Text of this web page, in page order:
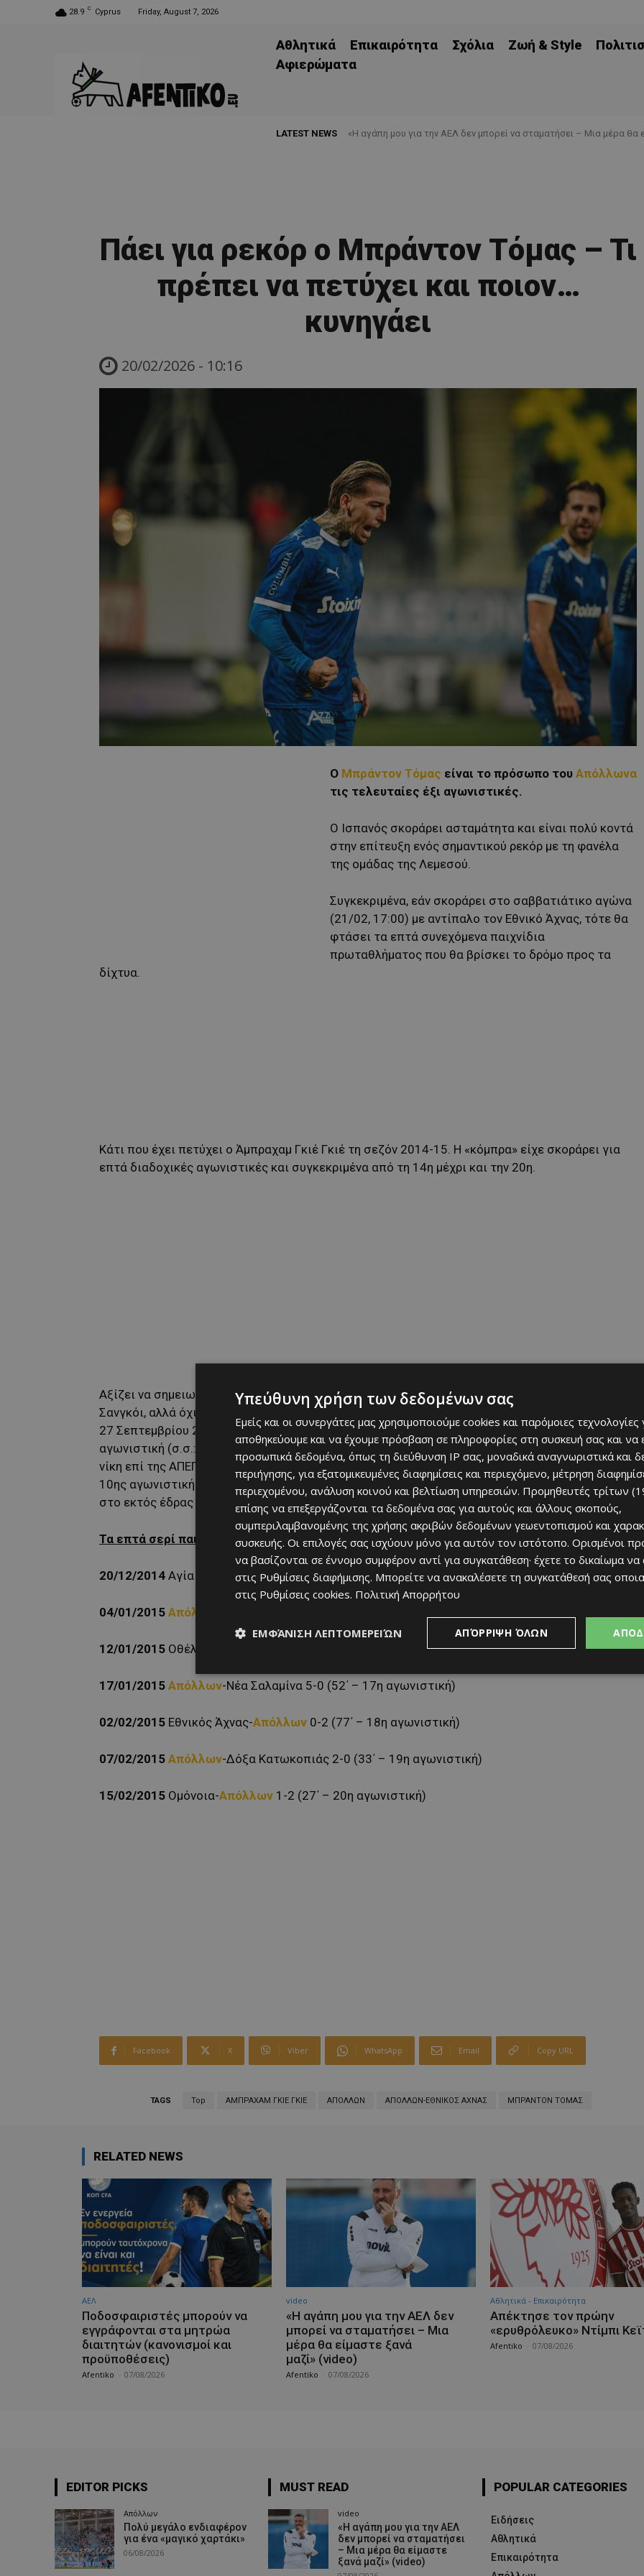
28.9 C Cyprus Friday, August 7, 2026
Αθλητικά Επικαιρότητα Σχόλια Ζωή & Style
Aφιερώματα
LATEST NEWS «Η αγάπη μου για την ΑΕΛ δεν μπορεί να σταματήσει – Μια μέρα θα
Πάει για ρεκόρ ο Μπράντον Τόμας – Τι
πρέπει να πετύχει και ποιον…
κυνηγάει
20/02/2026 - 10:16
Ο Μπράντον Τόμας είναι το πρόσωπο του Απόλλωνα
τις τελευταίες έξι αγωνιστικές.
Ο Ισπανός σκοράρει ασταμάτητα και είναι πολύ κοντά
στην επίτευξη ενός σημαντικού ρεκόρ με τη φανέλα
της ομάδας της Λεμεσού.
Συγκεκριμένα, εάν σκοράρει στο σαββατιάτικο αγώνα
(21/02, 17:00) με αντίπαλο τον Εθνικό Άχνας, τότε θα
φτάσει τα επτά συνεχόμενα παιχνίδια
πρωταθλήματος που θα βρίσκει το δρόμο προς τα
δίχτυα.
Κάτι που έχει πετύχει ο Άμπραχαμ Γκιέ Γκιέ τη σεζόν 2014-15. Η «κόμπρα» είχε σκοράρει για
επτά διαδοχικές αγωνιστικές και συγκεκριμένα από τη 14η μέχρι και την 20η.
Αξίζει να σημειωθεί ότι σε 7 συνεχόμενα παιχνίδια πρωταθλήματος σκόραρε και ο Γκαστόν
Σανγκόι, αλλά όχι για 7 σερί αγωνιστικές. Ο Αργεντινός σκόραρε σε εφτά σερί αγώνες από τις
27 Σεπτεμβρίου 2008 και τον εκτός έδρας αγώνα με τον ΑΠΟΠ/Κινύρα Πέγειας για την 4η
αγωνιστική (σ.σ.: τελείωσε ισόπαλος 1-1) μέχρι την 1η Δεκεμβρίου 2008 και την εκτός έδρας
νίκη επί της ΑΠΕΠ με 2-1 για την 11η αγωνιστική. Δεν σκόραρε στο εντός έδρας παιχνίδι της
10ης αγωνιστικής με αντίπαλο την Ανόρθωση, αφού δεν αγωνίστηκε λόγω της αποβολής του
στο εκτός έδρας ντέρμπι με το ΑΠΟΕΛ την 9η αγωνιστική.
Τα επτά σερί παιχνίδια που σκόραρε ο Γκιέ Γκιέ:
20/12/2014 Αγία Νάπα- Απόλλων2-5 (16΄ – 14η αγωνιστική)
04/01/2015 Απόλλων
12/01/2015 Οθέλλος Αθηένου- 2-2 (7΄, 31΄ – 16η αγωνιστική)
17/01/2015 Απόλλων-Νέα Σαλαμίνα 5-0 (52΄ – 17η αγωνιστική)
02/02/2015 Εθνικός Άχνας-Απόλλων 0-2 (77΄ – 18η αγωνιστική)
07/02/2015 Απόλλων-Δόξα Κατωκοπιάς 2-0 (33΄ – 19η αγωνιστική)
15/02/2015 Ομόνοια-Απόλλων 1-2 (27΄ – 20η αγωνιστική)
Facebook X Viber WhatsApp Email Copy URL
TAGS Top ΑΜΠΡΑΧΑΜ ΓΚΙΕ ΓΚΙΕ ΑΠΟΛΛΩΝ ΑΠΟΛΛΩΝ-ΕΘΝΙΚΟΣ ΑΧΝΑΣ ΜΠΡΑΝΤΟΝ ΤΟΜΑΣ
RELATED NEWS
ΑΕΛ
Ποδοσφαιριστές μπορούν να
εγγράφονται στα μητρώα
διαιτητών (κανονισμοί και
προϋποθέσεις)
Afentiko 07/08/2026
video
«Η αγάπη μου για την ΑΕΛ δεν
μπορεί να σταματήσει – Μια
μέρα θα είμαστε ξανά
μαζί» (video)
Afentiko 07/08/2026
Αθλητικά - Επικαιρότητα
Απέκτησε τον πρώην
«ερυθρόλευκο» Ντίμπι
Afentiko 07/08/2026
EDITOR PICKS
Απόλλων
Πολύ μεγάλο ενδιαφέρον
για ένα «μαγικό χαρτάκι»
06/08/2026
MUST READ
video
«Η αγάπη μου για την ΑΕΛ
δεν μπορεί να σταματήσει
– Μια μέρα θα είμαστε
ξανά μαζί» (video)
POPULAR CATEGORIES
Ειδήσεις
Αθλητικά
Επικαιρότητα
Υπεύθυνη χρήση των δεδομένων σας
Εμείς και οι συνεργάτες μας χρησιμοποιούμε cookies και παρόμοιες τεχνολογίες
αποθηκεύουμε και να έχουμε πρόσβαση σε πληροφορίες στη συσκευή σας και να
προσωπικά δεδομένα, όπως τη διεύθυνση IP σας, μοναδικά αναγνωριστικά και
περιήγησης, για εξατομικευμένες διαφημίσεις και περιεχόμενο, μέτρηση
περιεχομένου, ανάλυση κοινού και βελτίωση υπηρεσιών. Προμηθευτές τρίτων
επίσης να επεξεργάζονται τα δεδομένα σας για αυτούς και άλλους σκοπούς,
συμπεριλαμβανομένης της χρήσης ακριβών δεδομένων γεωεντοπισμού και
συσκευής. Οι επιλογές σας ισχύουν μόνο για αυτόν τον ιστότοπο. Ορισμένοι
να βασίζονται σε έννομο συμφέρον αντί για συγκατάθεση· έχετε το δικαίωμα να
στις Ρυθμίσεις διαφήμισης. Μπορείτε να ανακαλέσετε τη συγκατάθεσή σας
στις Ρυθμίσεις cookies. Πολιτική Απορρήτου
ΑΠΌΡΡΙΨΗ ΌΛΩΝ
ΕΜΦΆΝΙΣΗ ΛΕΠΤΟΜΕΡΕΙΏΝ